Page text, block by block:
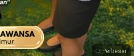
Perbesar